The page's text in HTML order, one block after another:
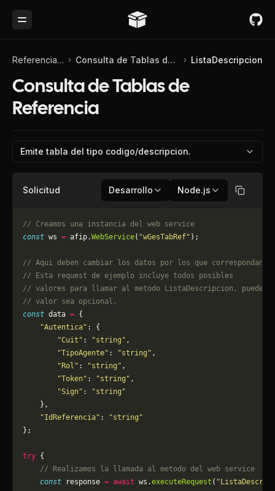
Toggle Menu
Referencia de API Consulta de Tablas de Referencia ListaDescripcion
Consulta de Tablas de
Referencia
Emite tabla del tipo codigo/descripcion.
Solicitud Desarrollo Node.js Copiar
// Creamos una instancia del web service
const ws = afip.WebService( "wGesTabRef" );
// Aqui deben cambiar los datos por los que correspondan.
// Esta request de ejemplo incluye todos posibles
// valores para llamar al metodo ListaDescripcion, puede
// valor sea opcional.
const data = {
    "Autentica"
: {
        "Cuit"
: "string" ,
        "TipoAgente"
: "string" ,
        "Rol"
: "string" ,
        "Token"
: "string" ,
        "Sign"
:
"string"
    },
    "IdReferencia"
:
"string"
};
try {
    // Realizamos la llamada al metodo del web service
    const
response = await ws.executeRequest (